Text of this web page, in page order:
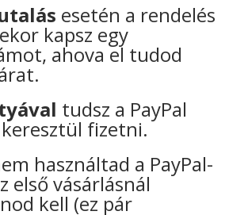
esetén a rendelés
kapsz egy
ahova el tudod
tudsz a PayPal
fizetni.
használtad a PayPal-
első vásárlásnál
kell (ez pár